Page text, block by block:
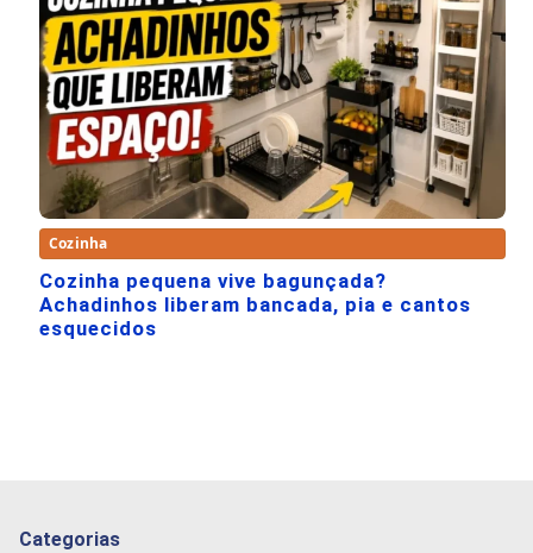
Cozinha
Cozinha pequena vive bagunçada?
Achadinhos liberam bancada, pia e cantos
esquecidos
Categorias